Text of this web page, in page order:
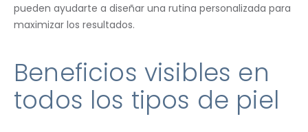
pueden ayudarte a diseñar una rutina personalizada para
maximizar los resultados.
Beneficios visibles en
todos los tipos de piel